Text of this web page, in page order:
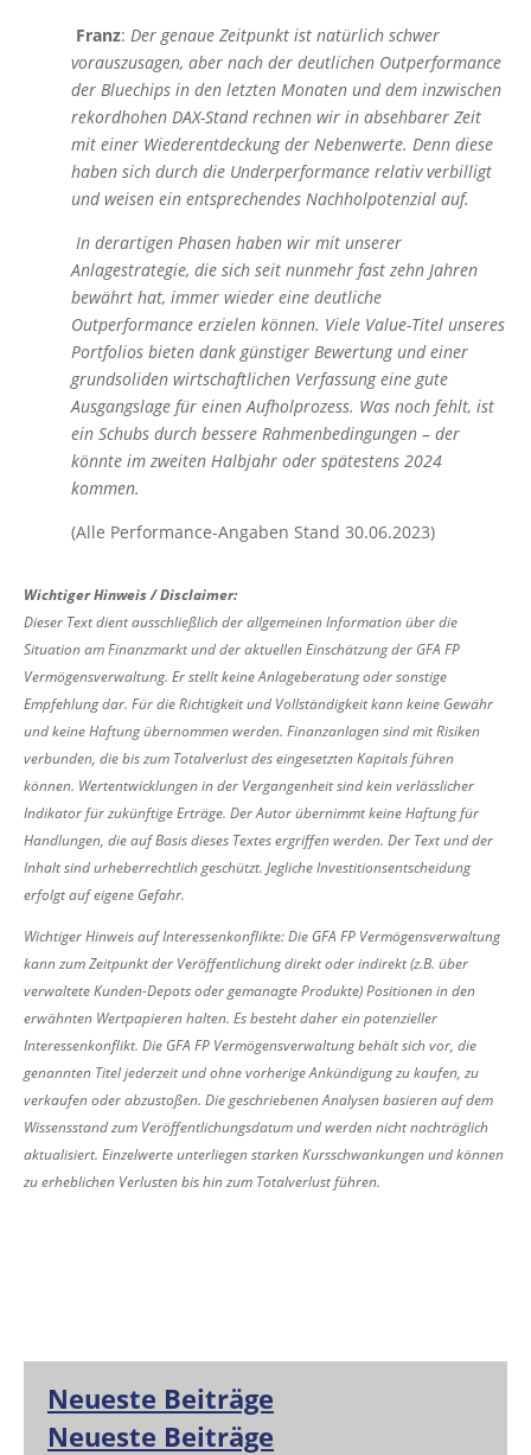
Franz: Der genaue Zeitpunkt ist natürlich schwer
vorauszusagen, aber nach der deutlichen Outperformance
der Bluechips in den letzten Monaten und dem inzwischen
rekordhohen DAX-Stand rechnen wir in absehbarer Zeit
mit einer Wiederentdeckung der Nebenwerte. Denn diese
haben sich durch die Underperformance relativ verbilligt
und weisen ein entsprechendes Nachholpotenzial auf.
In derartigen Phasen haben wir mit unserer
Anlagestrategie, die sich seit nunmehr fast zehn Jahren
bewährt hat, immer wieder eine deutliche
Outperformance erzielen können. Viele Value-Titel unseres
Portfolios bieten dank günstiger Bewertung und einer
grundsoliden wirtschaftlichen Verfassung eine gute
Ausgangslage für einen Aufholprozess. Was noch fehlt, ist
ein Schubs durch bessere Rahmenbedingungen – der
könnte im zweiten Halbjahr oder spätestens 2024
kommen.
(Alle Performance-Angaben Stand 30.06.2023)
Wichtiger Hinweis / Disclaimer:
Dieser Text dient ausschließlich der allgemeinen Information über die
Situation am Finanzmarkt und der aktuellen Einschätzung der GFA FP
Vermögensverwaltung. Er stellt keine Anlageberatung oder sonstige
Empfehlung dar. Für die Richtigkeit und Vollständigkeit kann keine Gewähr
und keine Haftung übernommen werden. Finanzanlagen sind mit Risiken
verbunden, die bis zum Totalverlust des eingesetzten Kapitals führen
können. Wertentwicklungen in der Vergangenheit sind kein verlässlicher
Indikator für zukünftige Erträge. Der Autor übernimmt keine Haftung für
Handlungen, die auf Basis dieses Textes ergriffen werden. Der Text und der
Inhalt sind urheberrechtlich geschützt. Jegliche Investitionsentscheidung
erfolgt auf eigene Gefahr.
Wichtiger Hinweis auf Interessenkonflikte: Die GFA FP Vermögensverwaltung
kann zum Zeitpunkt der Veröffentlichung direkt oder indirekt (z.B. über
verwaltete Kunden-Depots oder gemanagte Produkte) Positionen in den
erwähnten Wertpapieren halten. Es besteht daher ein potenzieller
Interessenkonflikt. Die GFA FP Vermögensverwaltung behält sich vor, die
genannten Titel jederzeit und ohne vorherige Ankündigung zu kaufen, zu
verkaufen oder abzustoßen. Die geschriebenen Analysen basieren auf dem
Wissensstand zum Veröffentlichungsdatum und werden nicht nachträglich
aktualisiert. Einzelwerte unterliegen starken Kursschwankungen und können
zu erheblichen Verlusten bis hin zum Totalverlust führen.
Neueste Beiträge
Neueste Beiträge